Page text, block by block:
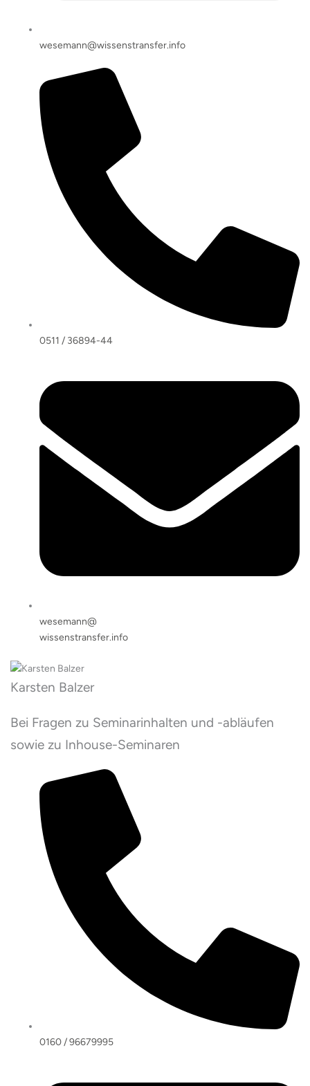
wesemann@wissenstransfer.info
0511 / 36894-44
wesemann@
wissenstransfer.info
Karsten Balzer
Bei Fragen zu Seminarinhalten und -abläufen
sowie zu Inhouse-Seminaren
0160 / 96679995